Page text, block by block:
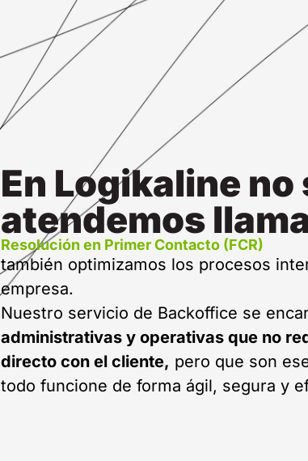
En Logikaline no
atendemos
Resolución en Primer Contacto (FCR)
también optimizamos los procesos
empresa.
Nuestro servicio de Backoffice se
administrativas y operativas que no
directo con el cliente, pero que son
todo funcione de forma ágil, segura y